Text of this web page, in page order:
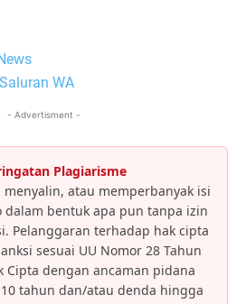
Saluran WA
- Advertisment -
Plagiarisme
atau memperbanyak isi
bentuk apa pun tanpa izin
Pelanggaran terhadap hak cipta
sesuai UU Nomor 28 Tahun
Cipta dengan ancaman pidana
tahun dan/atau denda hingga